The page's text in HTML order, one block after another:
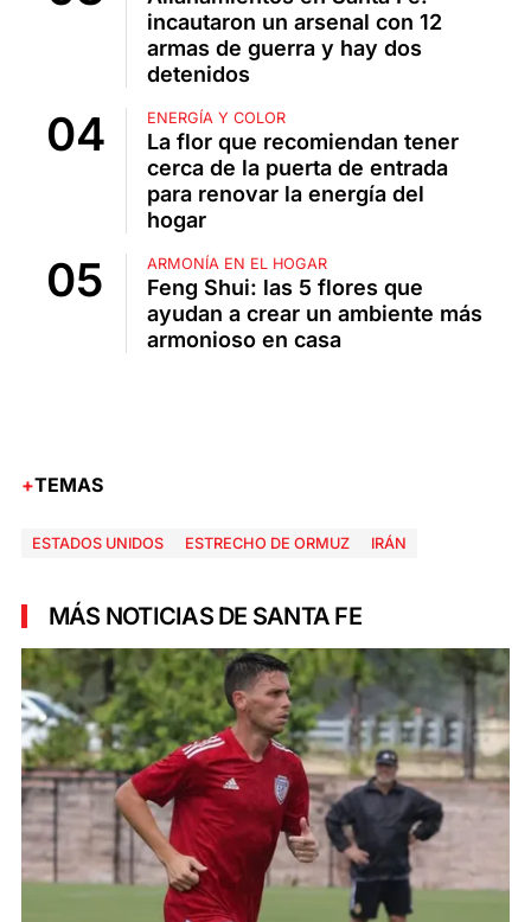
incautaron un arsenal con 12
armas de guerra y hay dos
detenidos
ENERGÍA Y COLOR
La flor que recomiendan tener
cerca de la puerta de entrada
para renovar la energía del
hogar
ARMONÍA EN EL HOGAR
Feng Shui: las 5 flores que
ayudan a crear un ambiente más
armonioso en casa
TEMAS
ESTADOS UNIDOS ESTRECHO DE ORMUZ IRÁN
MÁS NOTICIAS DE SANTA FE